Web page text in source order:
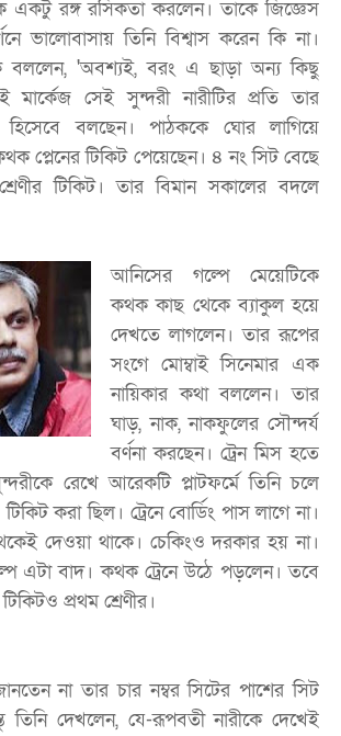
একটু রঙ্গ রসিকতা করলেন। তাকে জিজ্ঞেস
ভালোবাসায় তিনি বিশ্বাস করেন কি না।
বললেন, 'অবশ্যই, বরং এ ছাড়া অন্য কিছু
সেই সুন্দরী নারীটির প্রতি তার
হিসেবে বলছেন। পাঠককে ঘোর লাগিয়ে
প্লেনের টিকিট পেয়েছেন। ৪ নং সিট বেছে
টিকিট। তার বিমান সকালের বদলে
আনিসের গল্পে মেয়েটিকে
কথক কাছ থেকে ব্যাকুল হয়ে
দেখতে লাগলেন। তার রূপের
সংগে মোম্বাই সিনেমার এক
নায়িকার কথা বললেন। তার
ঘাড়, নাক, নাকফুলের সৌন্দর্য
বর্ণনা করছেন। ট্রেন মিস হতে
রেখে আরেকটি প্লাটফর্মে তিনি চলে
করা ছিল। ট্রেনে বোর্ডিং পাস লাগে না।
দেওয়া থাকে। চেকিংও দরকার হয় না।
এটা বাদ। কথক ট্রেনে উঠে পড়লেন। তবে
প্রথম শ্রেণীর।
না তার চার নম্বর সিটের পাশের সিট
তিনি দেখলেন, যে-রূপবতী নারীকে দেখেই